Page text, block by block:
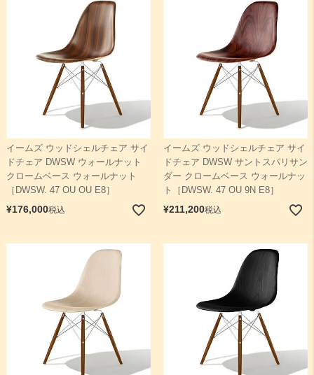
検索
イームズ ウッドシェルチェア サイ
ドチェア DWSW ウォールナット
クロームベース ウォールナット
［DWSW. 47 OU OU E8］
¥176,000税込
イームズ ウッドシェルチェア サイ
ドチェア DWSW サントスパリサン
ダー クロームベース ウォールナッ
ト［DWSW. 47 OU 9N E8］
¥211,200税込